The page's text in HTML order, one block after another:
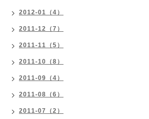
2012-01（4）
2011-12（7）
2011-11（5）
2011-10（8）
2011-09（4）
2011-08（6）
2011-07（2）